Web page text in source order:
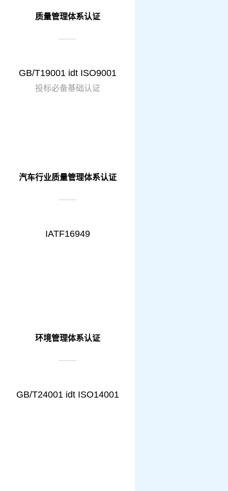
质量管理体系认证
GB/T19001 idt ISO9001
投标必备基础认证
汽车行业质量管理体系认证
IATF16949
环境管理体系认证
GB/T24001 idt ISO14001